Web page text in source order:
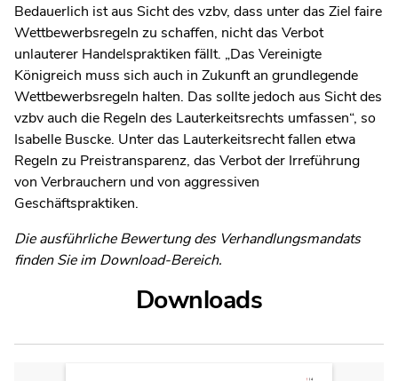
Bedauerlich ist aus Sicht des vzbv, dass unter das Ziel faire
Wettbewerbsregeln zu schaffen, nicht das Verbot
unlauterer Handelspraktiken fällt. „Das Vereinigte
Königreich muss sich auch in Zukunft an grundlegende
Wettbewerbsregeln halten. Das sollte jedoch aus Sicht des
vzbv auch die Regeln des Lauterkeitsrechts umfassen“, so
Isabelle Buscke. Unter das Lauterkeitsrecht fallen etwa
Regeln zu Preistransparenz, das Verbot der Irreführung
von Verbrauchern und von aggressiven
Geschäftspraktiken.
Die ausführliche Bewertung des Verhandlungsmandats
finden Sie im Download-Bereich.
Downloads